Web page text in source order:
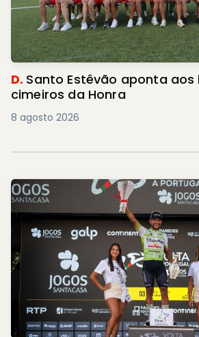
D. Santo Estêvão aponta aos
cimeiros da Honra
8 agosto 2026